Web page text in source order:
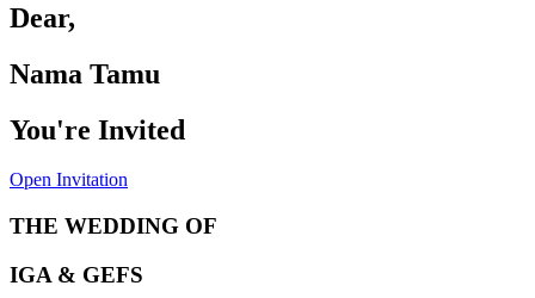
Dear,
Nama Tamu
You're Invited
Open Invitation
THE WEDDING OF
IGA & GEFS